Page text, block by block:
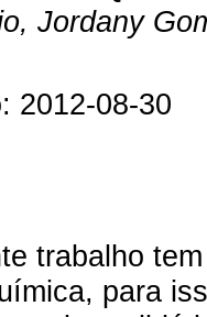
Jordany
2012-08-30
trabalho
para